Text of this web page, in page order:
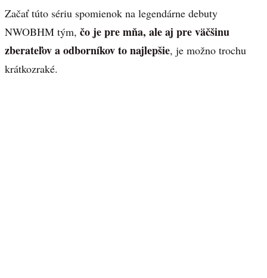
Začať túto sériu spomienok na legendárne debuty
NWOBHM tým, čo je pre mňa, ale aj pre väčšinu
zberateľov a odborníkov to najlepšie, je možno trochu
krátkozraké.